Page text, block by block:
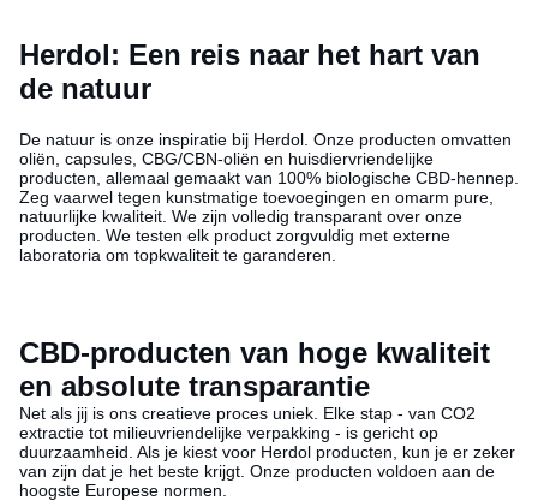
Herdol: Een reis naar het hart van
de natuur
De natuur is onze inspiratie bij Herdol. Onze producten omvatten
oliën, capsules, CBG/CBN-oliën en huisdiervriendelijke
producten, allemaal gemaakt van 100% biologische CBD-hennep.
Zeg vaarwel tegen kunstmatige toevoegingen en omarm pure,
natuurlijke kwaliteit. We zijn volledig transparant over onze
producten. We testen elk product zorgvuldig met externe
laboratoria om topkwaliteit te garanderen.
CBD-producten van hoge kwaliteit
en absolute transparantie
Net als jij is ons creatieve proces uniek. Elke stap - van CO2
extractie tot milieuvriendelijke verpakking - is gericht op
duurzaamheid. Als je kiest voor Herdol producten, kun je er zeker
van zijn dat je het beste krijgt. Onze producten voldoen aan de
hoogste Europese normen.